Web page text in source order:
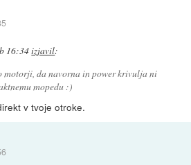
16:34izjavil:
motorji, da navorna in power krivulja ni
mopedu :)
v tvoje otroke.